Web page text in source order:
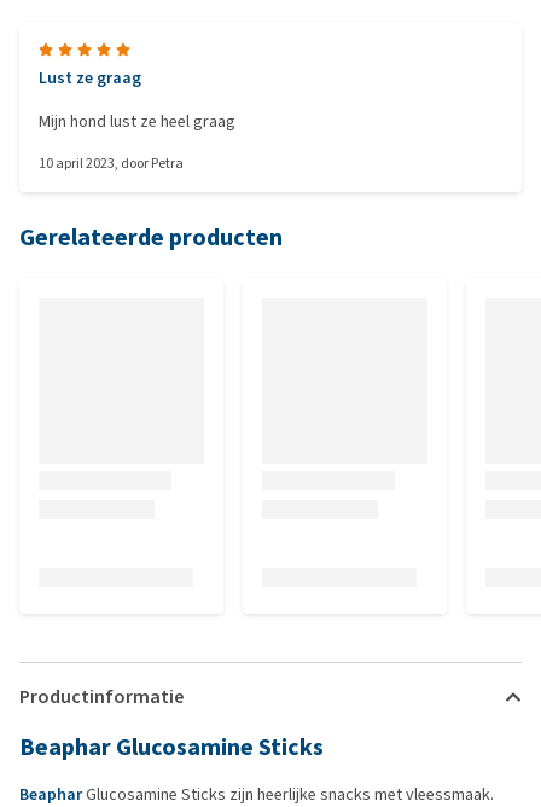
Lust ze graag
Mijn hond lust ze heel graag
10 april 2023, doorPetra
Gerelateerde producten
Productinformatie
Beaphar Glucosamine Sticks
BeapharGlucosamine Sticks zijn heerlijke snacks met vleessmaak.